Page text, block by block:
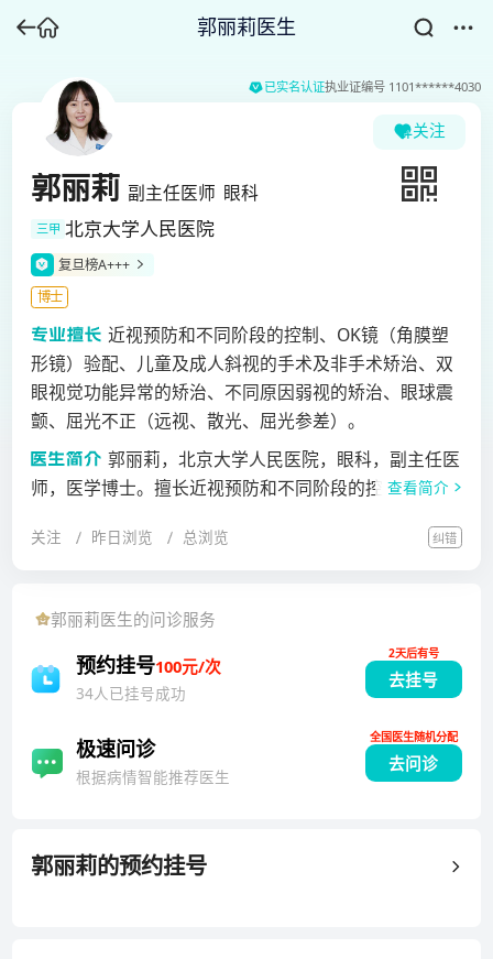
郭丽莉医生
已实名认证执业证编号 1101******4030
关注
郭丽莉 副主任医师 眼科
三甲 北京大学人民医院
复旦榜A+++
博士
近视预防和不同阶段的控制、OK镜（角膜塑
形镜）验配、儿童及成人斜视的手术及非手术矫治、双
眼视觉功能异常的矫治、不同原因弱视的矫治、眼球震
颤、屈光不正（远视、散光、屈光参差）。
郭丽莉，北京大学人民医院，眼科，副主任医
师，医学博士。擅长近视预防和不同阶段的控制、OK镜
矫治、双眼视觉功能异常的矫治、不同原因弱视的矫
京大学人民医院眼科工作至今。在儿童近视防控、成人
及儿童斜视、远视、散光、屈光参差、眼球震颤、弱视
及低视力康复，双眼视觉功能异常的诊治方面积累了丰
车白内障扶贫工作，任医疗主任，拥有娴熟完备的显维
外科手术技巧
查看简介
关注 昨日浏览 总浏览 纠错
郭丽莉医生的问诊服务
预约挂号100元/次
34人已挂号成功
去挂号
2天后有号
极速问诊
根据病情智能推荐医生
去问诊
全国医生随机分配
郭丽莉的预约挂号